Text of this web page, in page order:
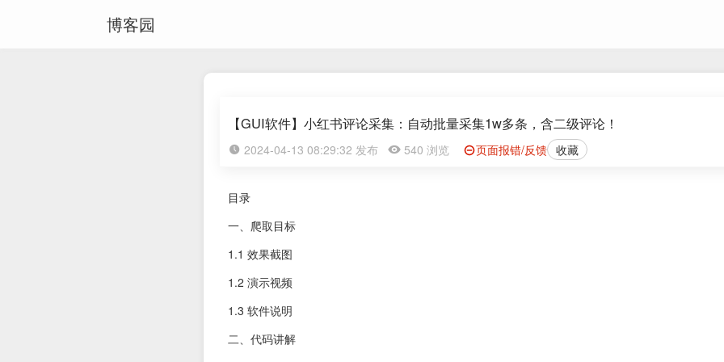
博客园
【GUI软件】小红书评论采集：自动批量采集1w多条，含二级评论！
2024-04-13 08:29:32 发布 540 浏览 页面报错/反馈 收藏
目录
一、爬取目标
1.1 效果截图
1.2 演示视频
1.3 软件说明
二、代码讲解